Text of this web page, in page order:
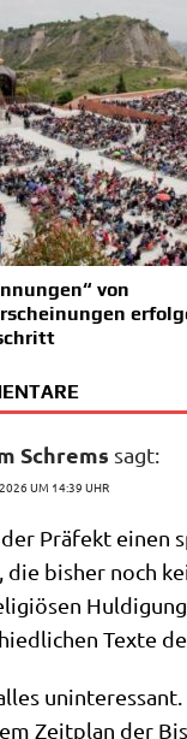
von
Schrems sagt:
UM 14:39 UHR
der Prä­fekt einen
die bis­her noch
Tex­te
Zeit­plan der